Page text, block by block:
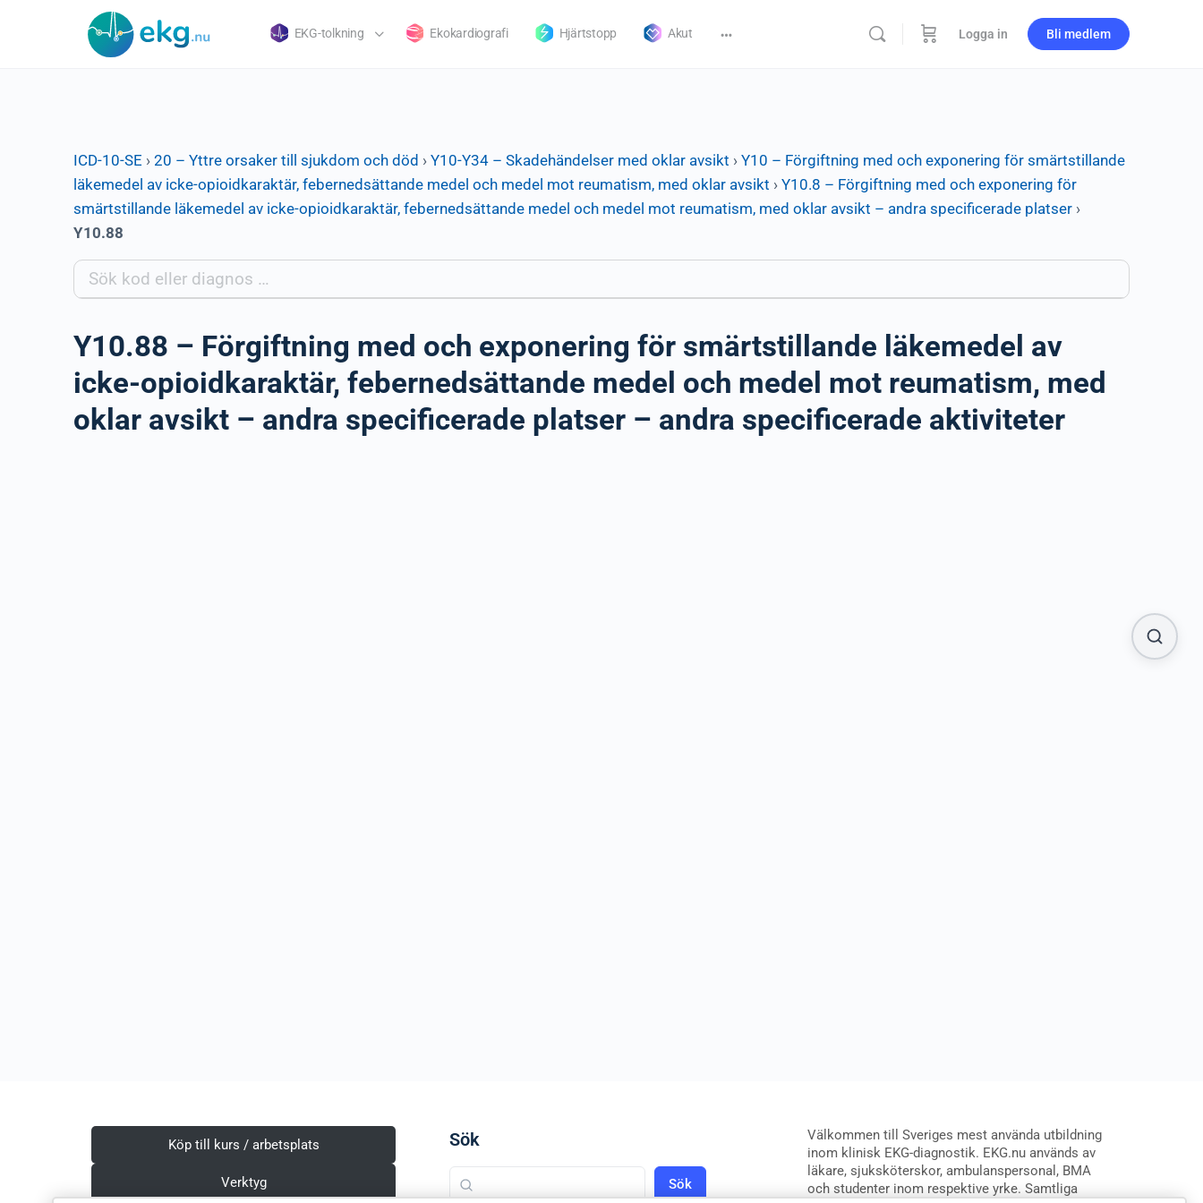
EKG-tolkning Ekokardiografi Hjärtstopp Akut Logga in Bli medlem
ICD-10-SE › 20 – Yttre orsaker till sjukdom och död › Y10-Y34 – Skadehändelser med oklar avsikt › Y10 – Förgiftning med och exponering för smärtstillande
läkemedel av icke-opioidkaraktär, febernedsättande medel och medel mot reumatism, med oklar avsikt › Y10.8 – Förgiftning med och exponering för
smärtstillande läkemedel av icke-opioidkaraktär, febernedsättande medel och medel mot reumatism, med oklar avsikt – andra specificerade platser ›
Y10.88
Y10.88 – Förgiftning med och exponering för smärtstillande läkemedel av
icke-opioidkaraktär, febernedsättande medel och medel mot reumatism, med
oklar avsikt – andra specificerade platser – andra specificerade aktiviteter
Köp till kurs / arbetsplats
Verktyg
Sök
Sök
Välkommen till Sveriges mest använda utbildning
inom klinisk EKG-diagnostik. EKG.nu används av
läkare, sjuksköterskor, ambulanspersonal, BMA
och studenter inom respektive yrke. Samtliga